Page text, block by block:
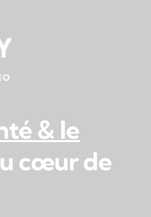
& le
cœur de